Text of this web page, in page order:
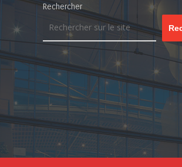
Rechercher